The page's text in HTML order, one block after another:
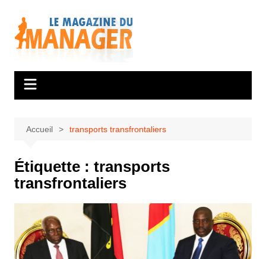
contenu
Accueil transports transfrontaliers
Étiquette : transports
transfrontaliers